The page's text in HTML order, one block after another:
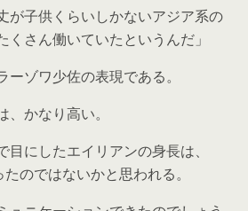
が子供くらいしかないアジア系の
くさん働いていたというんだ」
ゾワ少佐の表現である。
かなり高い。
にしたエイリアンの身長は、
のではないかと思われる。